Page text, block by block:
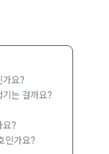
가요?
는 걸까요?
요?
인가요?